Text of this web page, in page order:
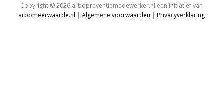
Copyright © 2026 arbopreventiemedewerker.nl een initiatief van
arbomeerwaarde.nl |Algemene voorwaarden |Privacyverklaring